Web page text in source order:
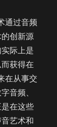
通过音频
创新源
际上是
获得在
在从事交
音频、
在这些
艺术和